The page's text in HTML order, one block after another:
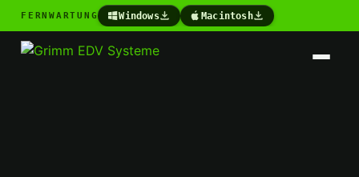
FERNWARTUNG Windows Macintosh